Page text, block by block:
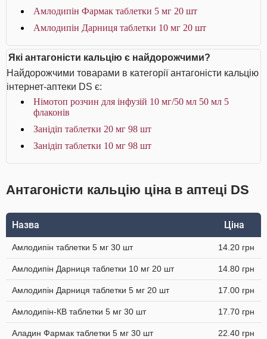
Амлодипін Фармак таблетки 5 мг 20 шт
Амлодипін Дарниця таблетки 10 мг 20 шт
Які антагоністи кальцію є найдорожчими?
Найдорожчими товарами в категорії антагоністи кальцію
інтернет-аптеки DS є:
Німотоп розчин для інфузій 10 мг/50 мл 50 мл 5
флаконів
Занідіп таблетки 20 мг 98 шт
Занідіп таблетки 10 мг 98 шт
Антагоністи кальцію ціна в аптеці DS
Назва Ціна
Амлодипін таблетки 5 мг 30 шт 14.20 грн
Амлодипін Дарниця таблетки 10 мг 20 шт 14.80 грн
Амлодипін Дарниця таблетки 5 мг 20 шт 17.00 грн
Амлодипін-КВ таблетки 5 мг 30 шт 17.70 грн
Аладин Фармак таблетки 5 мг 30 шт 22.40 грн